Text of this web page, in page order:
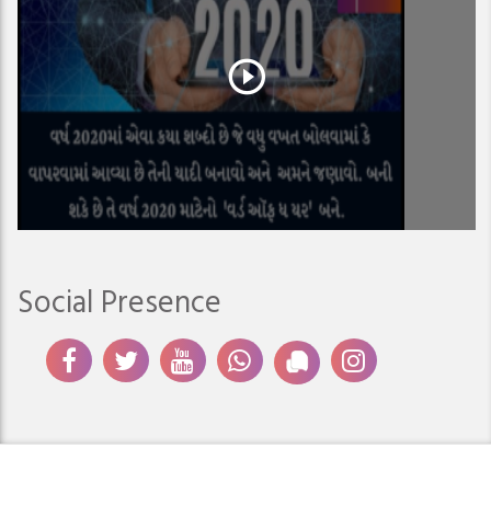
Social Presence